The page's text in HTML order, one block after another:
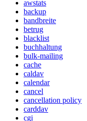
awstats
backup
bandbreite
betrug
blacklist
buchhaltung
bulk-mailing
cache
caldav
calendar
cancel
cancellation policy
carddav
cgi